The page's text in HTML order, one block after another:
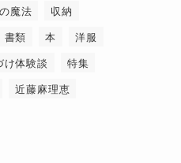
魔法
収納
書類 本
洋服
け体験談
特集
近藤麻理恵